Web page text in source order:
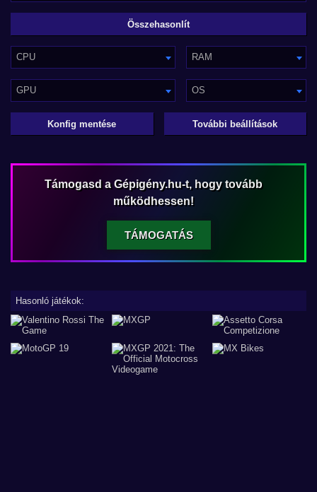
CPU RAM
GPU OS
Konfig mentése További beállítások
Támogasd a Gépigény.hu-t, hogy tovább
működhessen!
TÁMOGATÁS
Hasonló játékok: